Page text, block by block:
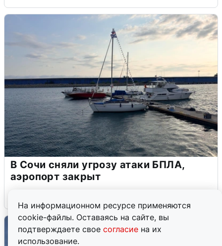
На информационном ресурсе применяются
cookie-файлы. Оставаясь на сайте, вы
подтверждаете свое согласие на их
использование.
В Сочи сняли угрозу атаки БПЛА,
аэропорт закрыт